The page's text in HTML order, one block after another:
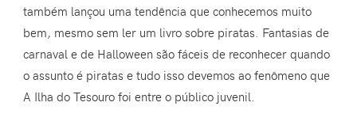
também lançou uma tendência que conhecemos muito
bem, mesmo sem ler um livro sobre piratas. Fantasias de
carnaval e de Halloween são fáceis de reconhecer quando
o assunto é piratas e tudo isso devemos ao fenômeno que
A Ilha do Tesouro foi entre o público juvenil.